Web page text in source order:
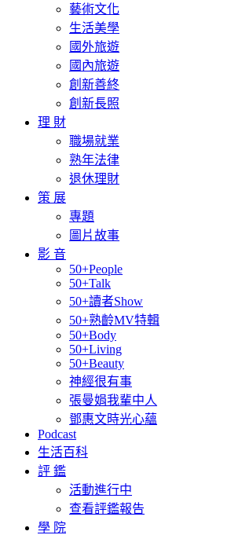
藝術文化
生活美學
國外旅遊
國內旅遊
創新善終
創新長照
理 財
職場就業
熟年法律
退休理財
策 展
專題
圖片故事
影 音
50+People
50+Talk
50+讀者Show
50+熟齡MV特輯
50+Body
50+Living
50+Beauty
神經很有事
張曼娟我輩中人
鄧惠文時光心蘊
Podcast
生活百科
評 鑑
活動進行中
查看評鑑報告
學 院